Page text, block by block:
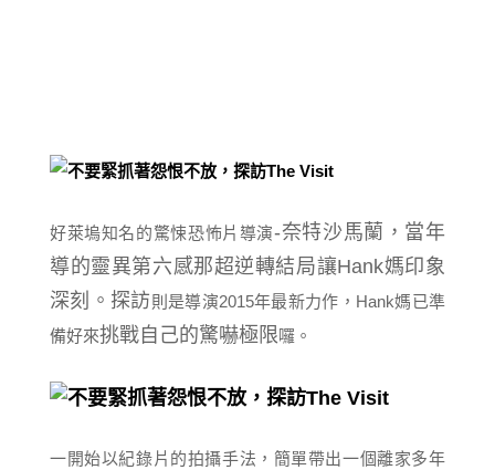
好萊塢知名的驚悚恐怖片導演-奈特沙馬蘭，當年
導的靈異第六感那超逆轉結局讓Hank媽印象
深刻 。探訪則是導演2015年最新力作，Hank媽已準
備好來挑戰自己的驚嚇極限囉。
一開始以紀錄片的拍攝手法，簡單帶出一個離家多年